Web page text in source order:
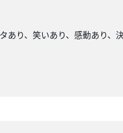
り、笑いあり、感動あり、